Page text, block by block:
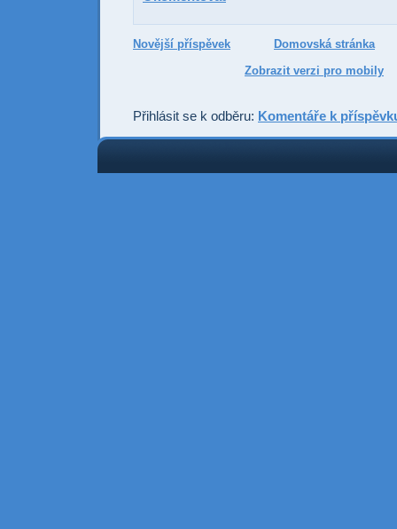
Novější příspěvek
Domovská stránka
Zobrazit verzi pro mobily
Přihlásit se k odběru: Komentáře k